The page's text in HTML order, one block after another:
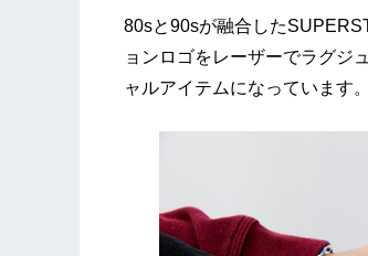
80sと90sが融合した
ョンロゴをレーザーでラグジ
ャルアイテムになっています。